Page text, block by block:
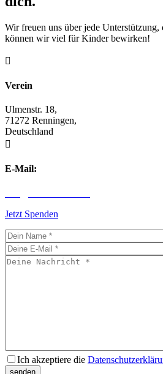
Wir freuen uns über jede Unterstützung,
können wir viel für Kinder bewirken!

Verein
Ulmenstr. 18,
71272 Renningen,
Deutschland

E-Mail:
Jetzt Spenden
Ich akzeptiere die